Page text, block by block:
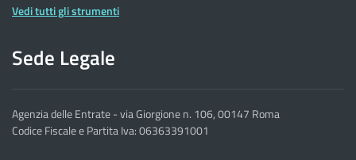
Vedi tutti gli strumenti
Sede Legale
Agenzia delle Entrate - via Giorgione n. 106, 00147 Roma
Codice Fiscale e Partita Iva: 06363391001